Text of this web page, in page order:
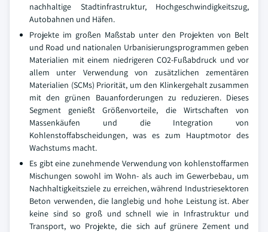
nachhaltige Stadtinfrastruktur, Hochgeschwindigkeitszug,
Autobahnen und Häfen.
Projekte im großen Maßstab unter den Projekten von Belt
und Road und nationalen Urbanisierungsprogrammen geben
Materialien mit einem niedrigeren CO2-Fußabdruck und vor
allem unter Verwendung von zusätzlichen zementären
Materialien (SCMs) Priorität, um den Klinkergehalt zusammen
mit den grünen Bauanforderungen zu reduzieren. Dieses
Segment genießt Größenvorteile, die Wirtschaften von
Massenkäufen und die Integration von
Kohlenstoffabscheidungen, was es zum Hauptmotor des
Wachstums macht.
Es gibt eine zunehmende Verwendung von kohlenstoffarmen
Mischungen sowohl im Wohn- als auch im Gewerbebau, um
Nachhaltigkeitsziele zu erreichen, während Industriesektoren
Beton verwenden, die langlebig und hohe Leistung ist. Aber
keine sind so groß und schnell wie in Infrastruktur und
Transport, wo Projekte, die sich auf grünere Zement und